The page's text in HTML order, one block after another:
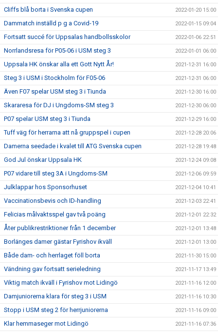
Cliffs blå borta i Svenska cupen 2022-01-20 15:00
Dammatch inställd p g a Covid-19 2022-01-15 09:04
Fortsatt succé för Uppsalas handbollsskolor 2022-01-06 22:51
Norrlandsresa för P05-06 i USM steg 3 2022-01-01 06:00
Uppsala HK önskar alla ett Gott Nytt År! 2021-12-31 16:00
Steg 3 i USM i Stockholm för F05-06 2021-12-31 06:00
Även F07 spelar USM steg 3 i Tiunda 2021-12-30 16:00
Skararesa för DJ i Ungdoms-SM steg 3 2021-12-30 06:00
P07 spelar USM steg 3 i Tiunda 2021-12-29 16:00
Tuff väg för herrarna att nå gruppspel i cupen 2021-12-28 20:06
Damerna seedade i kvalet till ATG Svenska cupen 2021-12-28 19:48
God Jul önskar Uppsala HK 2021-12-24 09:08
P07 vidare till steg 3A i Ungdoms-SM 2021-12-06 09:59
Julklappar hos Sponsorhuset 2021-12-04 10:41
Vaccinationsbevis och ID-handling 2021-12-03 22:41
Felicias målvaktsspel gav två poäng 2021-12-01 22:32
Åter publikrestriktioner från 1 december 2021-12-01 13:48
Borlänges damer gästar Fyrishov ikväll 2021-12-01 13:00
Både dam- och herrlaget föll borta 2021-11-30 15:00
Vändning gav fortsatt serieledning 2021-11-17 13:49
Viktig match ikväll i Fyrishov mot Lidingö 2021-11-16 12:00
Damjuniorerna klara för steg 3 i USM 2021-11-16 10:30
Stopp i USM steg 2 för herrjuniorerna 2021-11-16 09:00
Klar hemmaseger mot Lidingö 2021-11-16 07:36